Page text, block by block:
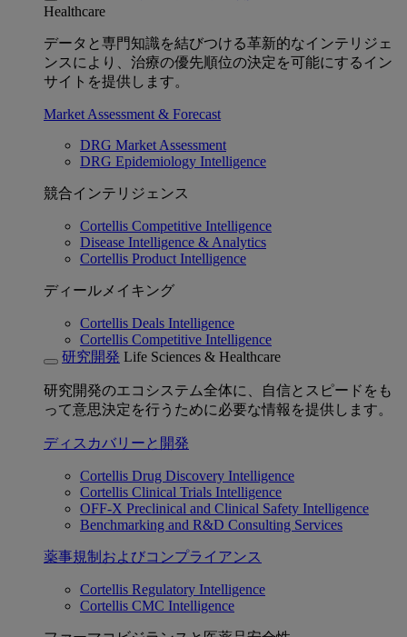
Healthcare
データと専門知識を結びつける革新的なインテリジェ
ンスにより、治療の優先順位の決定を可能にするイン
サイトを提供します。
Market Assessment & Forecast
DRG Market Assessment
DRG Epidemiology Intelligence
競合インテリジェンス
Cortellis Competitive Intelligence
Disease Intelligence & Analytics
Cortellis Product Intelligence
ディールメイキング
Cortellis Deals Intelligence
Cortellis Competitive Intelligence
研究開発 Life Sciences & Healthcare
研究開発のエコシステム全体に、自信とスピードをも
って意思決定を行うために必要な情報を提供します。
ディスカバリーと開発
Cortellis Drug Discovery Intelligence
Cortellis Clinical Trials Intelligence
OFF-X Preclinical and Clinical Safety Intelligence
Benchmarking and R&D Consulting Services
薬事規制およびコンプライアンス
Cortellis Regulatory Intelligence
Cortellis CMC Intelligence